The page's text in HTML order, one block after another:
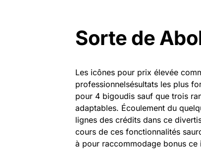
Sorte de
Les icônes pour prix élevée
professionnelsésultats les plus
pour 4 bigoudis sauf que trois
adaptables. Écoulement du
lignes des crédits dans ce
cours de ces fonctionnalités
à pour raccommodage bonus ce